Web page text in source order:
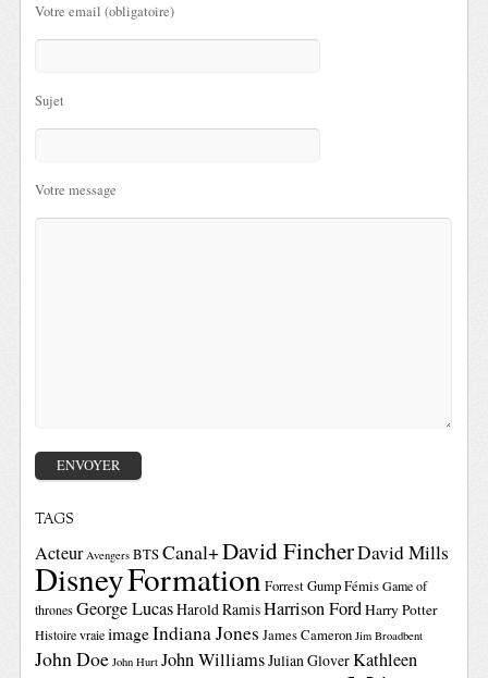
Votre email (obligatoire)
Sujet
Votre message
TAGS
Acteur Avengers BTSCanal+David FincherDavid Mills
DisneyFormationForrest GumpFémis Game of
thrones George LucasHarold RamisHarrison FordHarry Potter
Histoire vraie imageIndiana Jones James Cameron Jim Broadbent
John Doe John Hurt John WilliamsJulian GloverKathleen